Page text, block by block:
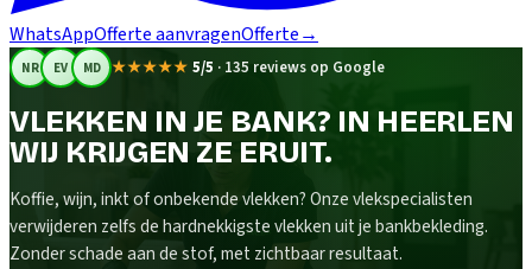
WhatsAppOfferte aanvragenOfferte→
NR EV MD ★★★★★ 5/5 · 135 reviews op Google
VLEKKEN IN JE BANK? IN HEERLEN
WIJ KRIJGEN ZE ERUIT.
Koffie, wijn, inkt of onbekende vlekken? Onze vlekspecialisten
verwijderen zelfs de hardnekkigste vlekken uit je bankbekleding.
Zonder schade aan de stof, met zichtbaar resultaat.